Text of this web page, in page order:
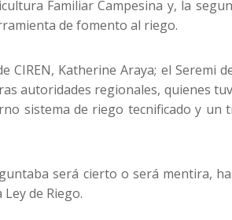
Familiar Campesina y, la
de fomento al riego.
Katherine Araya; el Seremi
autoridades regionales, quienes
sistema de riego tecnificado y un
será cierto o será mentira,
de Riego.